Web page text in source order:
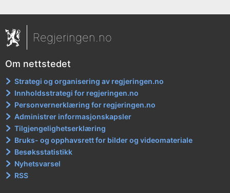
Regjeringen.no
Om nettstedet
Strategi og organisering av regjeringen.no
Innholdsstrategi for regjeringen.no
Personvernerklæring for regjeringen.no
Administrer informasjonskapsler
Tilgjengelighetserklæring
Bruks- og opphavsrett for bilder og videomateriale
Besøksstatistikk
Nyhetsvarsel
RSS